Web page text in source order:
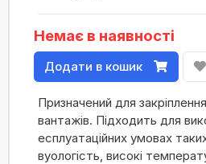
Немає в наявності
Додати в кошик
Призначений для
вантажів. Підходить для
есплуатаційних умовах
вуологість, високі